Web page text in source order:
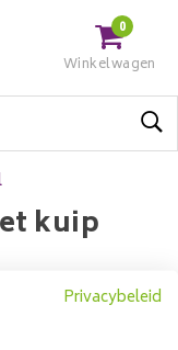
0
Winkelwagen
kuip
Privacybeleid